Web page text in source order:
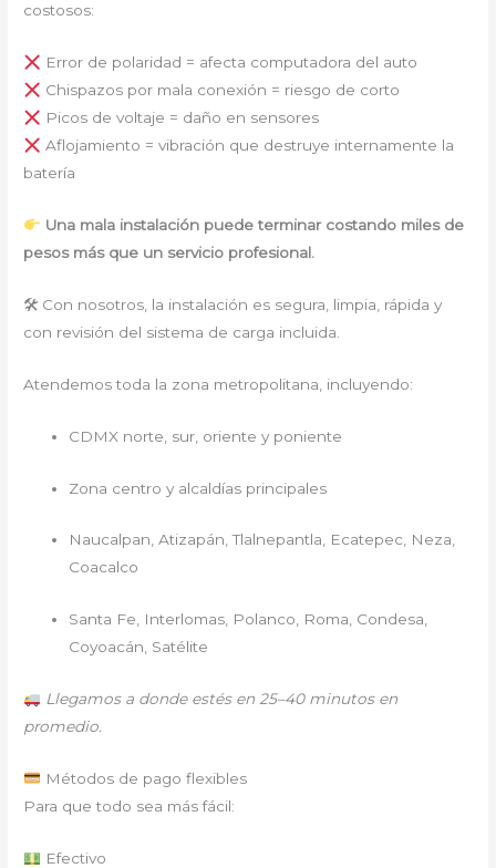
costosos:
Error de polaridad = afecta computadora del auto
Chispazos por mala conexión = riesgo de corto
Picos de voltaje = daño en sensores
Aflojamiento = vibración que destruye internamente la
batería
Una mala instalación puede terminar costando miles de
pesos más que un servicio profesional.
🛠 Con nosotros, la instalación es segura, limpia, rápida y
con revisión del sistema de carga incluida.
Atendemos toda la zona metropolitana, incluyendo:
CDMX norte, sur, oriente y poniente
Zona centro y alcaldías principales
Naucalpan, Atizapán, Tlalnepantla, Ecatepec, Neza,
Coacalco
Santa Fe, Interlomas, Polanco, Roma, Condesa,
Coyoacán, Satélite
Llegamos a donde estés en 25–40 minutos en
promedio.
Métodos de pago flexibles
Para que todo sea más fácil:
Efectivo